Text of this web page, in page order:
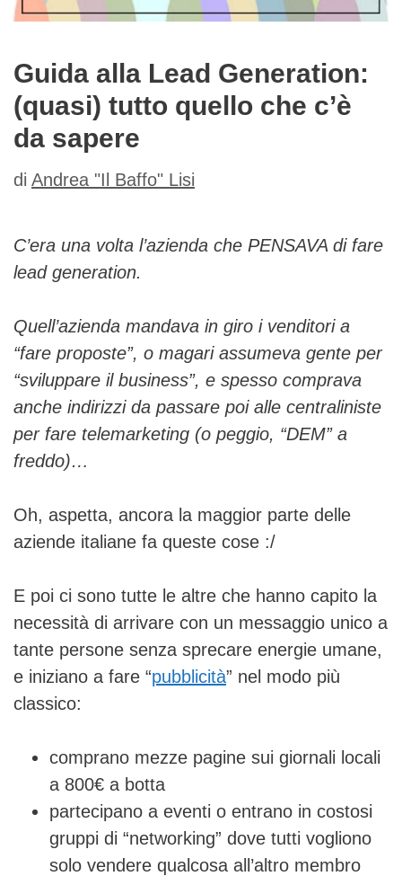
Guida alla Lead Generation:
(quasi) tutto quello che c’è
da sapere
di Andrea "Il Baffo" Lisi
C’era una volta l’azienda che PENSAVA di fare
lead generation.
Quell’azienda mandava in giro i venditori a
“fare proposte”, o magari assumeva gente per
“sviluppare il business”, e spesso comprava
anche indirizzi da passare poi alle centraliniste
per fare telemarketing (o peggio, “DEM” a
freddo)…
Oh, aspetta, ancora la maggior parte delle
aziende italiane fa queste cose :/
E poi ci sono tutte le altre che hanno capito la
necessità di arrivare con un messaggio unico a
tante persone senza sprecare energie umane,
e iniziano a fare “pubblicità” nel modo più
classico:
comprano mezze pagine sui giornali locali
a 800€ a botta
partecipano a eventi o entrano in costosi
gruppi di “networking” dove tutti vogliono
solo vendere qualcosa all’altro membro